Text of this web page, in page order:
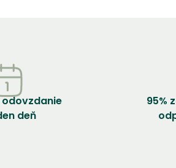
deň
95%